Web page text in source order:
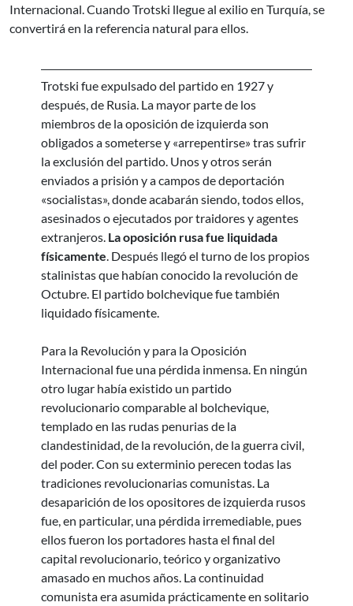
Internacional. Cuando Trotski llegue al exilio en Turquía, se
convertirá en la referencia natural para ellos.
Trotski fue expulsado del partido en 1927 y
después, de Rusia. La mayor parte de los
miembros de la oposición de izquierda son
obligados a someterse y «arrepentirse» tras sufrir
la exclusión del partido. Unos y otros serán
enviados a prisión y a campos de deportación
«socialistas», donde acabarán siendo, todos ellos,
asesinados o ejecutados por traidores y agentes
extranjeros. La oposición rusa fue liquidada
físicamente . Después llegó el turno de los propios
stalinistas que habían conocido la revolución de
Octubre. El partido bolchevique fue también
liquidado físicamente.
Para la Revolución y para la Oposición
Internacional fue una pérdida inmensa. En ningún
otro lugar había existido un partido
revolucionario comparable al bolchevique,
templado en las rudas penurias de la
clandestinidad, de la revolución, de la guerra civil,
del poder. Con su exterminio perecen todas las
tradiciones revolucionarias comunistas. La
desaparición de los opositores de izquierda rusos
fue, en particular, una pérdida irremediable, pues
ellos fueron los portadores hasta el final del
capital revolucionario, teórico y organizativo
amasado en muchos años. La continuidad
comunista era asumida prácticamente en solitario